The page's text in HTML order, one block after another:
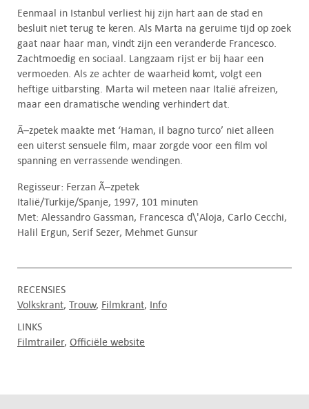
Eenmaal in Istanbul verliest hij zijn hart aan de stad en
besluit niet terug te keren. Als Marta na geruime tijd op zoek
gaat naar haar man, vindt zijn een veranderde Francesco.
Zachtmoedig en sociaal. Langzaam rijst er bij haar een
vermoeden. Als ze achter de waarheid komt, volgt een
heftige uitbarsting. Marta wil meteen naar Italië afreizen,
maar een dramatische wending verhindert dat.
Ã–zpetek maakte met ‘Haman, il bagno turco’ niet alleen
een uiterst sensuele film, maar zorgde voor een film vol
spanning en verrassende wendingen.
Regisseur: Ferzan Ã–zpetek
Italië/Turkije/Spanje, 1997, 101 minuten
Met: Alessandro Gassman, Francesca d\'Aloja, Carlo Cecchi,
Halil Ergun, Serif Sezer, Mehmet Gunsur
RECENSIES
Volkskrant Trouw Filmkrant Info
LINKS
Filmtrailer Officiële website